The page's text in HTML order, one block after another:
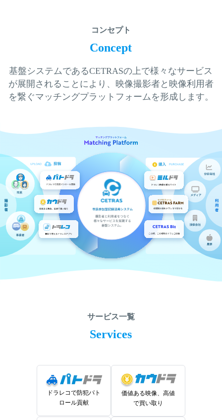
コンセプト
Concept
基盤システムであるCETRASの上で様々なサービス
が展開されることにより、映像撮影者と映像利用者
を繋ぐマッチングプラットフォームを形成します。
サービス一覧
Services
ドラレコで防犯パト
ロール貢献
価値ある映像、高値
で買い取り